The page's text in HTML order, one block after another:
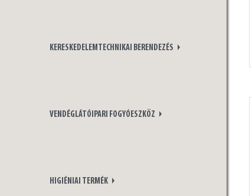
KERESKEDELEMTECHNIKAI BERENDEZÉS
VENDÉGLÁTÓIPARI FOGYÓESZKÖZ
HIGIÉNIAI TERMÉK